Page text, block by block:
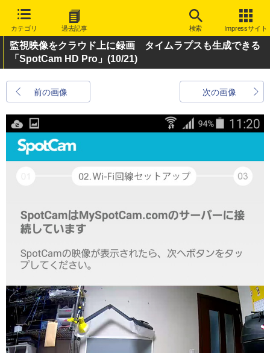
カテゴリ 過去記事 検索 Impressサイト
監視映像をクラウド上に録画 タイムラプスも生成できる
「SpotCam HD Pro」 (10/21)
前の画像 次の画像